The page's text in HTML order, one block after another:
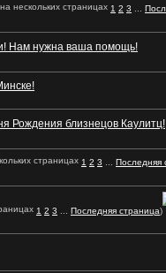
1 2 3
Нам нужна ваша помощь!
Рождения близнецов Каулитц!
1 2 3
Последняя
1 2 3 Последняя страница)